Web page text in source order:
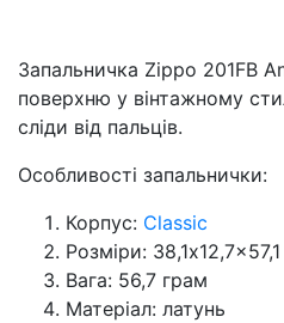
Запальничка Zippo 201FB
поверхню у вінтажному
сліди від пальців.
Особливості запальнички:
Корпус: Classic
Розміри:
Вага: 56,7 грам
Матеріал: латунь